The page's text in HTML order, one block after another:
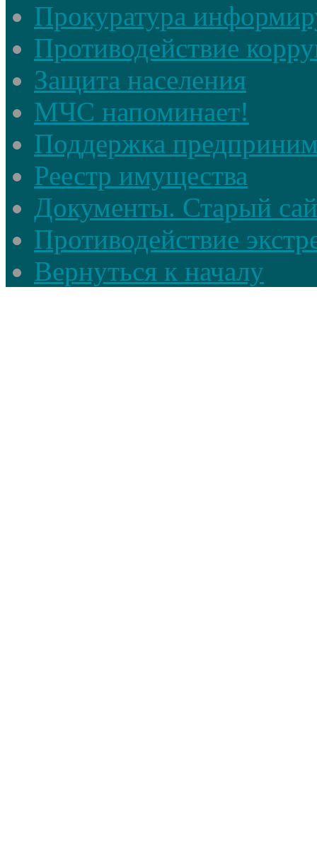
Прокуратура
Противодействие
Защита населения
МЧС напоминает!
Поддержка
Реестр имущества
Документы. Старый
Противодействие
Вернуться к началу